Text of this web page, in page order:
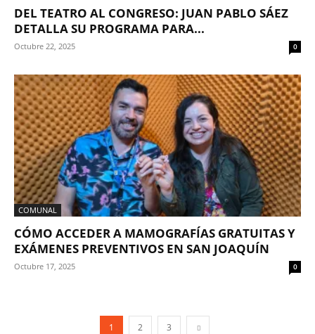
DEL TEATRO AL CONGRESO: JUAN PABLO SÁEZ
DETALLA SU PROGRAMA PARA...
Octubre 22, 2025 0
COMUNAL
CÓMO ACCEDER A MAMOGRAFÍAS GRATUITAS Y
EXÁMENES PREVENTIVOS EN SAN JOAQUÍN
Octubre 17, 2025 0
1 2 3